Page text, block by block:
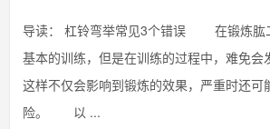
导读：
杠铃弯举常见3个错误 在锻炼肱
基本的训练，但是在训练的过程中，难免会
这样不仅会影响到锻炼的效果，严重时还可
险。 以 ...